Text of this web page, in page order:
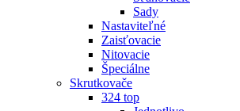
Sady
Nastaviteľné
Zaisťovacie
Nitovacie
Špeciálne
Skrutkovače
324 top